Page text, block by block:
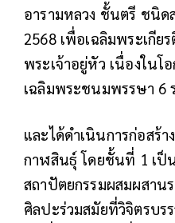
อารามหลวง ชั้นตรี ชนิ
2568 เพื่อเฉลิมพระเกีย
พระเจ้าอยู่หัว เนื่องใน
เฉลิมพระชนมพรรษา 6
และได้ดำเนินการก่อสร้า
กาฬสินธุ์ โดยชั้นที่ 1 เป็
สถาปัตยกรรมผสมผสาน
ศิลปะร่วมสมัยที่วิจิตรบรร